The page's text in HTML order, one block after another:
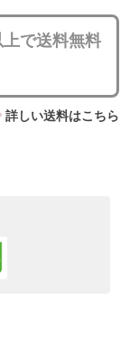
で送料無料
詳しい送料はこちら